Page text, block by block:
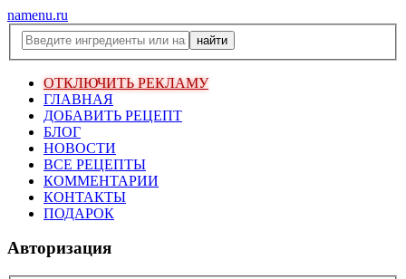
namenu.ru
ОТКЛЮЧИТЬ РЕКЛАМУ
ГЛАВНАЯ
ДОБАВИТЬ РЕЦЕПТ
БЛОГ
НОВОСТИ
ВСЕ РЕЦЕПТЫ
КОММЕНТАРИИ
КОНТАКТЫ
ПОДАРОК
Авторизация